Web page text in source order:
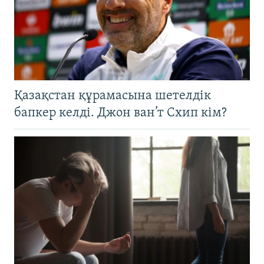
Қазақстан құрамасына шетелдік
бапкер келді. Джон ван’т Схип кім?